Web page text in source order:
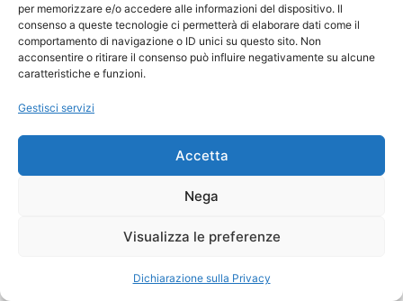
per memorizzare e/o accedere alle informazioni del dispositivo. Il
consenso a queste tecnologie ci permetterà di elaborare dati come il
comportamento di navigazione o ID unici su questo sito. Non
acconsentire o ritirare il consenso può influire negativamente su alcune
caratteristiche e funzioni.
Gestisci servizi
Accetta
Nega
Visualizza le preferenze
Dichiarazione sulla Privacy